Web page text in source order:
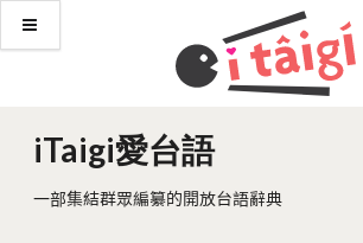
iTaigi愛台語
一部集結群眾編纂的開放台語辭典